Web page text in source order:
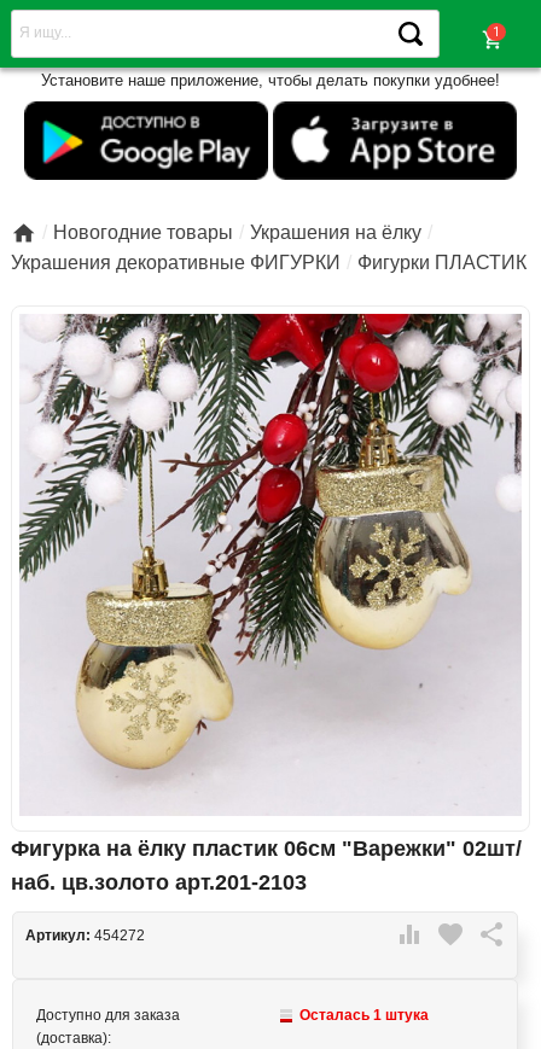
shopping_cart
Установите наше приложение, чтобы делать покупки удобнее!
 Новогодние товары
Украшения на ёлку
Украшения декоративные ФИГУРКИ
Фигурки ПЛАСТИК
Фигурка на ёлку пластик 06см "Варежки" 02шт/
наб. цв.золото арт.201-2103
 favorite 
Артикул: 454272
Доступно для заказа
(доставка):
Осталась 1 штука